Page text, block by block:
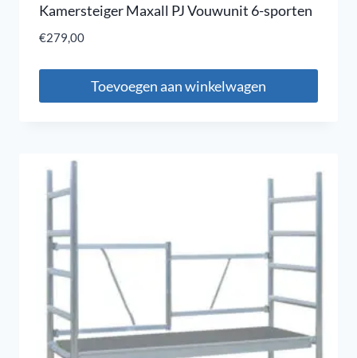
Kamersteiger Maxall PJ Vouwunit 6-sporten
€279,00
Toevoegen aan winkelwagen